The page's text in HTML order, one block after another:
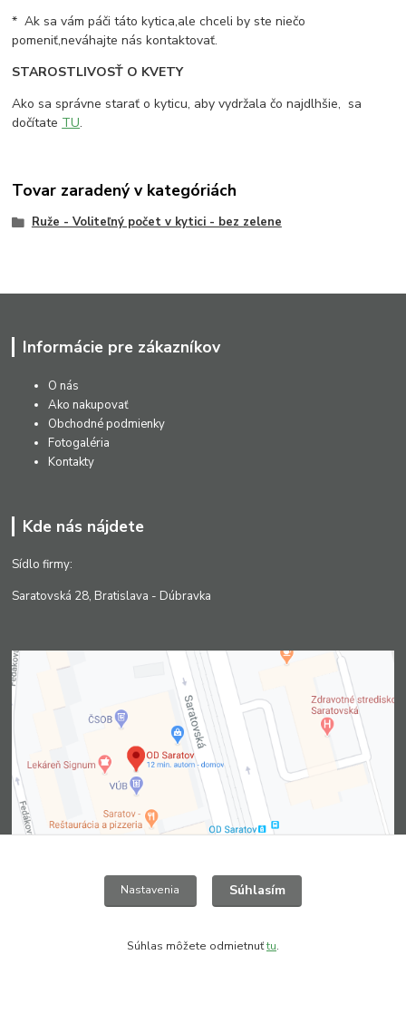
* Ak sa vám páči táto kytica,ale chceli by ste niečo
pomeniť,neváhajte nás kontaktovať.
STAROSTLIVOSŤ O KVETY
Ako sa správne starať o kyticu, aby vydržala čo najdlhšie, sa
dočítate TU.
Tovar zaradený v kategóriách
Ruže - Voliteľný počet v kytici - bez zelene
Informácie pre zákazníkov
O nás
Ako nakupovať
Obchodné podmienky
Fotogaléria
Kontakty
Kde nás nájdete
Sídlo firmy:
Saratovská 28, Bratislava - Dúbravka
Nastavenia Súhlasím
Súhlas môžete odmietnuťtu.